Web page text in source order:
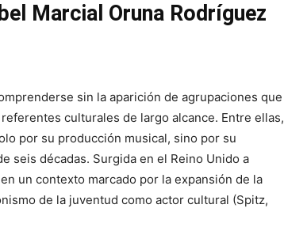
Marcial Oruna Rodríguez
sin la aparición de agrupaciones que
culturales de largo alcance. Entre ellas,
por su producción musical, sino por su
seis décadas. Surgida en el Reino Unido a
un contexto marcado por la expansión de la
de la juventud como actor cultural (Spitz,